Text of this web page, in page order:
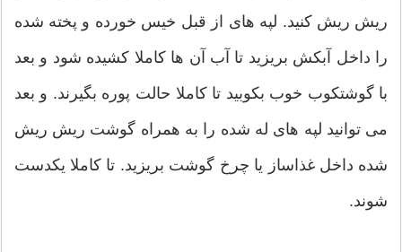
ریش ریش کنید. لپه های از قبل خیس خورده و پخته شده
را داخل آبکش بریزید تا آب آن ها کاملا کشیده شود و بعد
با گوشتکوب خوب بکوبید تا کاملا حالت پوره بگیرند. و بعد
می توانید لپه های له شده را به همراه گوشت ریش ریش
شده داخل غذاساز یا چرخ گوشت بریزید. تا کاملا یکدست
شوند.